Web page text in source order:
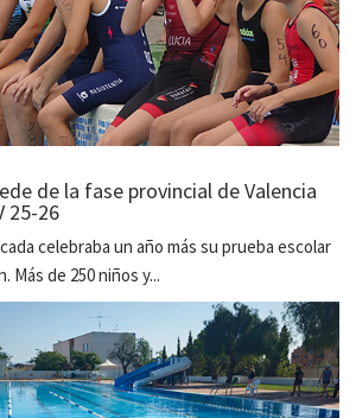
de la fase provincial de Valencia
25-26
celebraba un año más su prueba escolar
Más de 250 niños y...